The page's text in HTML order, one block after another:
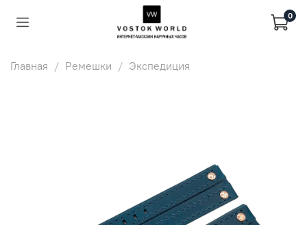
0
Главная Ремешки Экспедиция